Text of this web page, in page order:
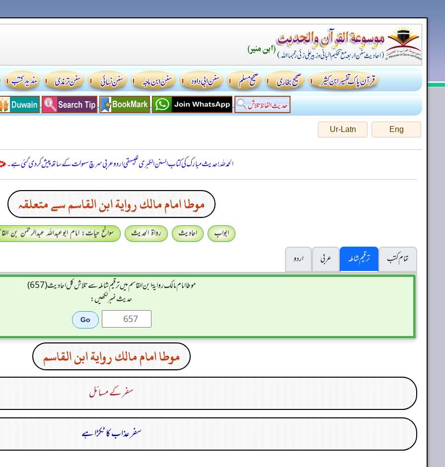
Eng
Ur-Latn
الحمدللہ! حدیث مبارک کی کتاب السنن الكبرى للبيهقي اردو عربی سرچ سہولت کے ساتھ پیش کر دی گئی ہے۔
موطا امام مالك رواية ابن القاسم سے متعلقہ
ابواب احادیث رواۃ الحدیث
سوانح حیات: امام ابوعبداللہ عبدالرحمٰن بن
تمام کتب
ترقیم شاملہ عربی
اردو
موطا امام مالك رواية ابن القاسم میں ترقیم شاملہ سے تلاش کل احادیث (657)
حدیث نمبر لکھیں:
موطا امام مالك رواية ابن القاسم
سفر کے مسائل
سفر عذاب کا ٹکڑا ہے